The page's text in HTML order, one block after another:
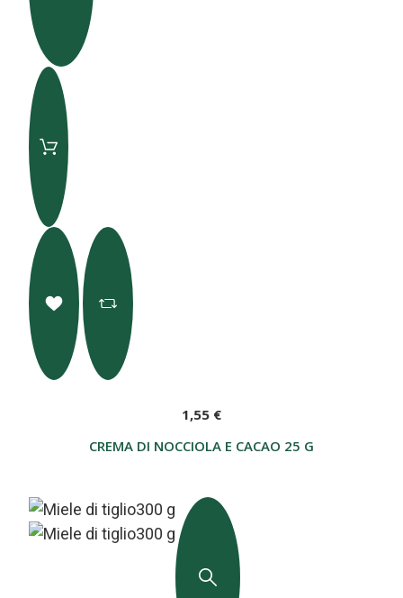
CREMA DI NOCCIOLA E CACAO 25 G
1,55 €